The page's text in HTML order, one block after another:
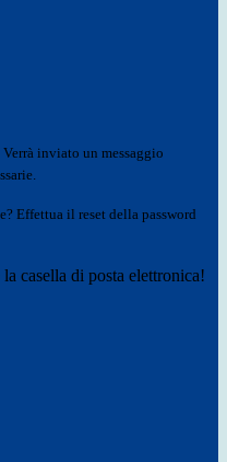
Verrà inviato un messaggio
Effettua il reset della password
casella di posta elettronica!